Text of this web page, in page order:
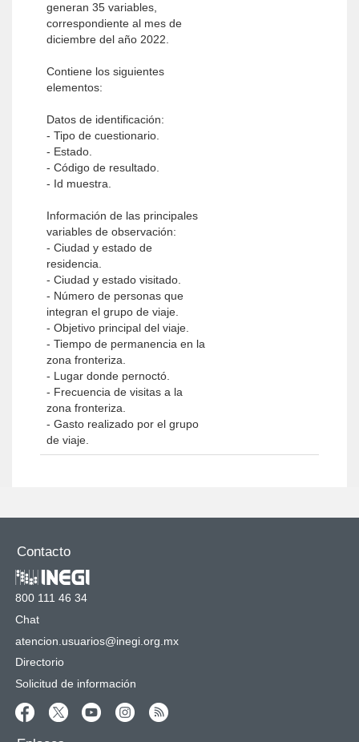
generan 35 variables,
correspondiente al mes de
diciembre del año 2022.
Contiene los siguientes
elementos:
Datos de identificación:
- Tipo de cuestionario.
- Estado.
- Código de resultado.
- Id muestra.
Información de las principales
variables de observación:
- Ciudad y estado de
residencia.
- Ciudad y estado visitado.
- Número de personas que
integran el grupo de viaje.
- Objetivo principal del viaje.
- Tiempo de permanencia en la
zona fronteriza.
- Lugar donde pernoctó.
- Frecuencia de visitas a la
zona fronteriza.
- Gasto realizado por el grupo
de viaje.
Contacto
800 111 46 34
Chat
atencion.usuarios@inegi.org.mx
Directorio
Solicitud de información